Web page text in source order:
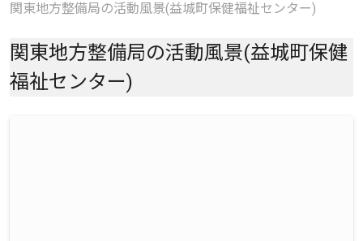
関東地方整備局の活動風景(益城町保健福祉センター)
関東地方整備局の活動風景(益城町保健
福祉センター)